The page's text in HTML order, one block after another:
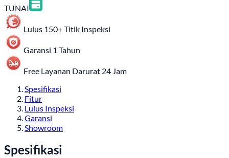
TUNAI
Lulus 150+ Titik Inspeksi
Garansi 1 Tahun
Free Layanan Darurat 24 Jam
Spesifikasi
Fitur
Lulus Inspeksi
Garansi
Showroom
Spesifikasi